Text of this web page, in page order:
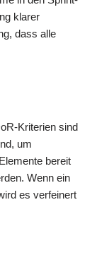
klarer
dass alle
Kriterien sind
um
bereit
Wenn ein
es verfeinert